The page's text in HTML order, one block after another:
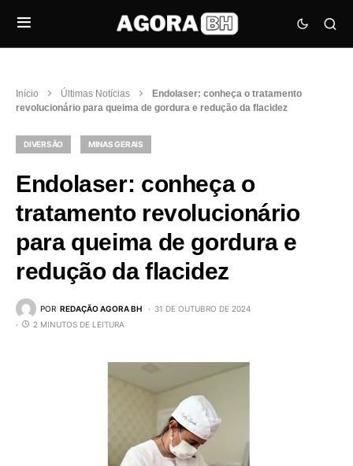
Início Últimas Notícias
Endolaser: conheça o tratamento
revolucionário para queima de gordura e redução da flacidez
DIVERSÃO MINAS GERAIS
Endolaser: conheça o
tratamento revolucionário
para queima de gordura e
redução da flacidez
POR REDAÇÃO AGORA BH
31 DE OUTUBRO DE 2024
2 MINUTOS DE LEITURA